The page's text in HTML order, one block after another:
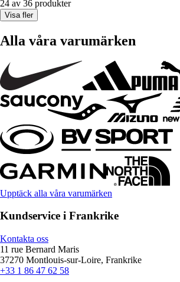
24 av 36 produkter
Visa fler
Alla våra varumärken
Upptäck alla våra varumärken
Kundservice i Frankrike
Kontakta oss
11 rue Bernard Maris
37270 Montlouis-sur-Loire, Frankrike
+33 1 86 47 62 58